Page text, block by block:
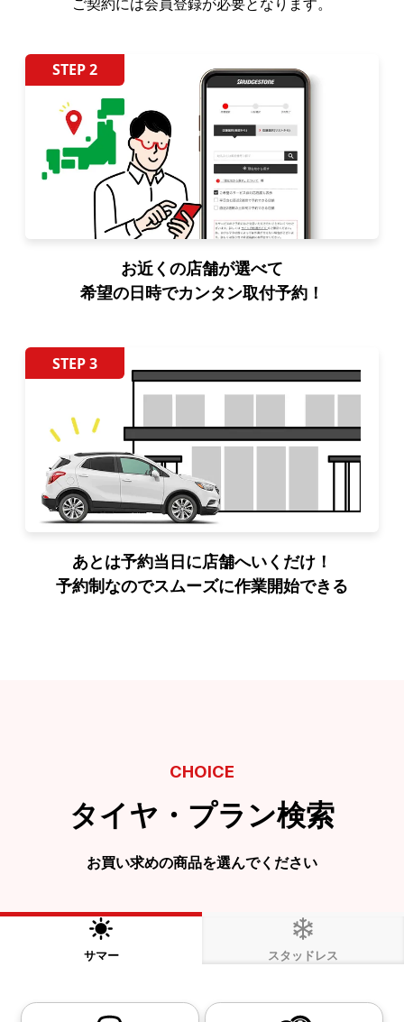
STEP 2
お近くの店舗が選べて
希望の日時でカンタン取付予約！
STEP 3
あとは予約当日に店舗へいくだけ！
予約制なのでスムーズに作業開始できる
CHOICE
タイヤ・プラン検索
お買い求めの商品を選んでください
サマー スタッドレス